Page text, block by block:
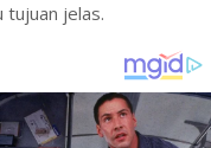
tujuan jelas.